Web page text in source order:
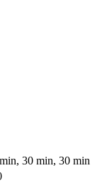
, 30 min, 30 min